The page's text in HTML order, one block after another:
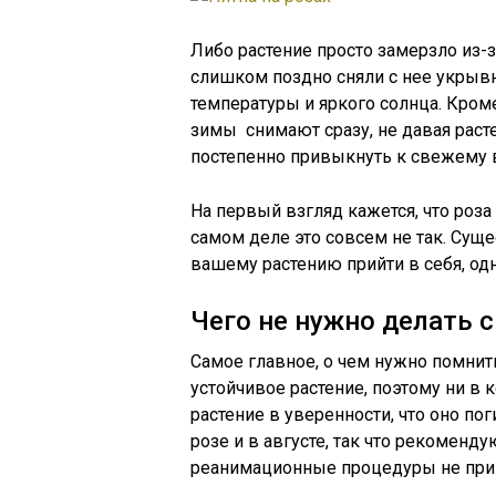
Либо растение просто замерзло
слишком поздно сняли с нее
температуры и яркого солнца.
зимы снимают сразу, не давая
постепенно привыкнуть к свежему
На первый взгляд кажется, что
самом деле это совсем не так.
вашему растению прийти в себя,
Чего не нужно делать
Самое главное, о чем нужно
устойчивое растение, поэтому ни в
растение в уверенности, что оно
розе и в августе, так что
реанимационные процедуры не